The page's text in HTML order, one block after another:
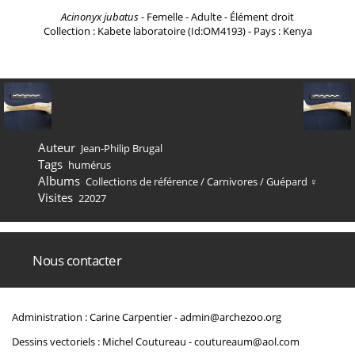
Acinonyx jubatus- Femelle - Adulte - Élément droit
Collection : Kabete laboratoire (Id:OM4193) - Pays : Kenya
Auteur Jean-Philip Brugal
Tags humérus
Albums Collections de référence/Carnivores/Guépard ♀
Visites 22027
Nous contacter
Administration : Carine Carpentier -admin@archezoo.org
Dessins vectoriels : Michel Coutureau -coutureaum@aol.com